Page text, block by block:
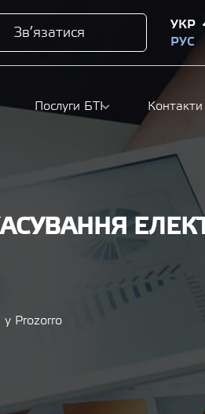
Зв’язатися
УКР
РУС
Послуги БТІ Контакти
у Prozorro